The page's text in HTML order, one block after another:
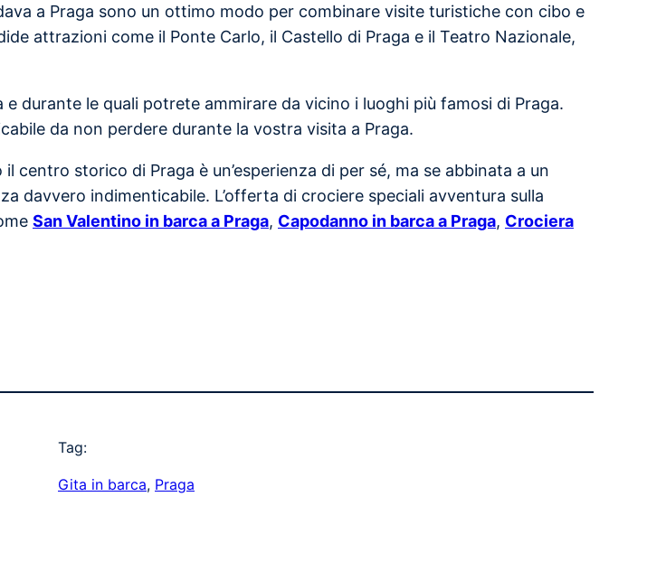
a Praga sono un ottimo modo per combinare visite turistiche con cibo e
attrazioni come il Ponte Carlo, il Castello di Praga e il Teatro Nazionale,
e durante le quali potrete ammirare da vicino i luoghi più famosi di Praga.
da non perdere durante la vostra visita a Praga.
centro storico di Praga è un’esperienza di per sé, ma se abbinata a un
davvero indimenticabile. L’offerta di crociere speciali avventura sulla
San Valentino in barca a Praga, Capodanno in barca a Praga, Crociera
Tag:
Gita in barca, Praga